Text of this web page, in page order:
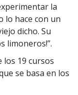
la
lo hace con un
dicho. Su
limoneros!”.
los 19 cursos
se basa en los